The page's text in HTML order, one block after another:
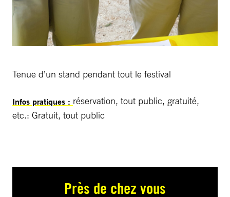
Tenue d’un stand pendant tout le festival
Infos pratiques : réservation, tout public, gratuité,
etc.: Gratuit, tout public
Près de chez vous